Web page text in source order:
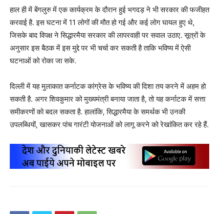
हाल ही में बेंगलुरु में एक कार्यक्रम के दौरान हुई भगदड़ ने भी सरकार की फजीहत
करवाई है. इस घटना में 11 लोगों की मौत हो गई और कई लोग घायल हुए थे,
जिसके बाद विपक्ष ने सिद्धारमैया सरकार की लापरवाही पर सवाल उठाए. सूत्रों के
अनुसार इस बैठक में इस मुद्दे पर भी चर्चा कर सकती है ताकि भविष्य में ऐसी
घटनाओं को रोका जा सके.
दिल्ली में यह मुलाकात कर्नाटक कांग्रेस के भविष्य की दिशा तय करने में अहम हो
सकती है. अगर शिवकुमार को मुख्यमंत्री बनाया जाता है, तो यह कर्नाटक में सत्ता
समीकरणों को बदल सकता है. हालांकि, सिद्धारमैया के समर्थक भी उनकी
उपलब्धियों, खासकर पांच गारंटी योजनाओं को लागू करने को रेखांकित कर रहे हैं.